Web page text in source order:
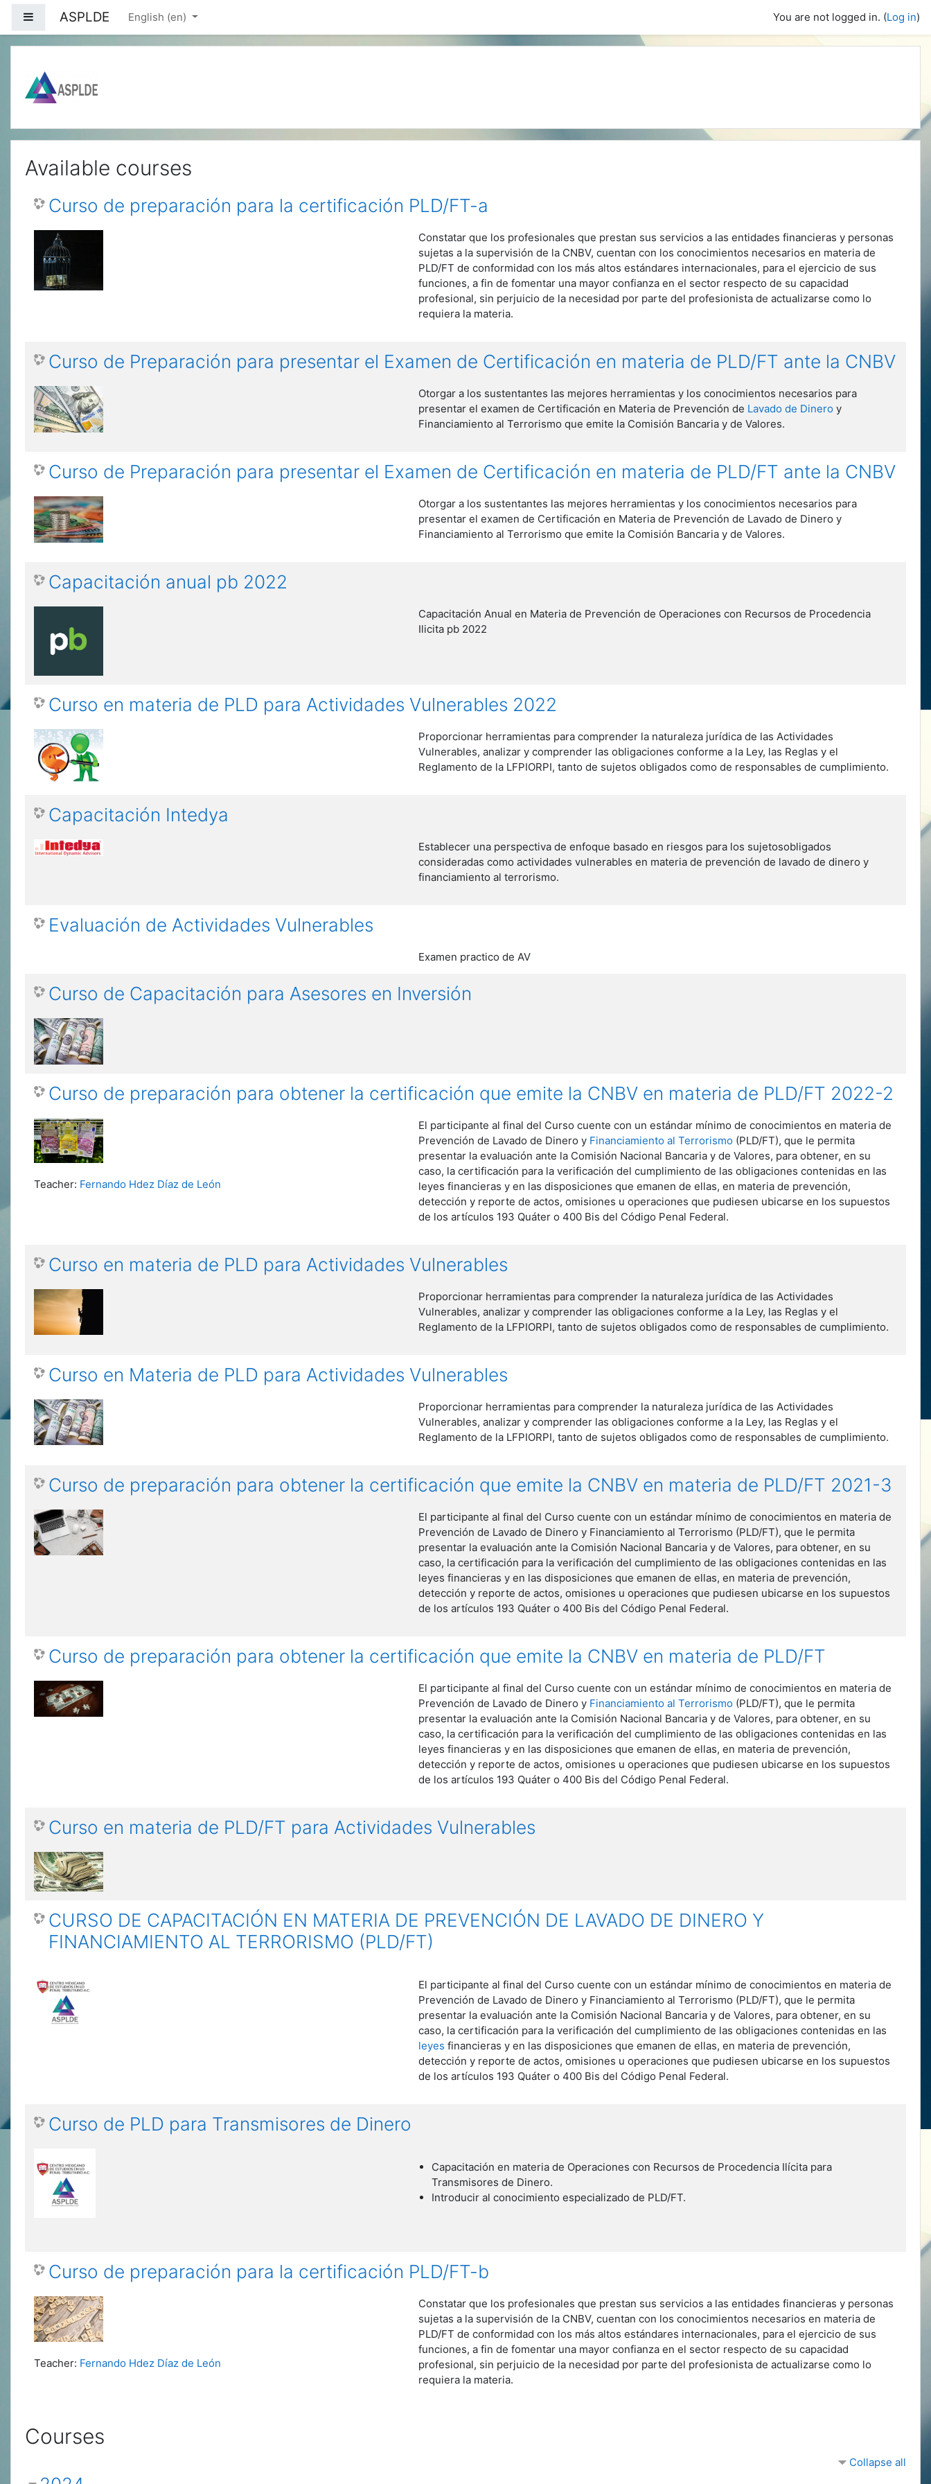
Side panel
ASPLDE English ‎(en)‎ You are not logged in. (Log in)
Available courses
Curso de preparación para la certificación PLD/FT-a
Constatar que los profesionales que prestan sus servicios a las entidades financieras y personas
sujetas a la supervisión de la CNBV, cuentan con los conocimientos necesarios en materia de
PLD/FT de conformidad con los más altos estándares internacionales, para el ejercicio de sus
funciones, a fin de fomentar una mayor confianza en el sector respecto de su capacidad
profesional, sin perjuicio de la necesidad por parte del profesionista de actualizarse como lo
requiera la materia.
Curso de Preparación para presentar el Examen de Certificación en materia de PLD/FT ante la CNBV
Otorgar a los sustentantes las mejores herramientas y los conocimientos necesarios para
presentar el examen de Certificación en Materia de Prevención de Lavado de Dinero y
Financiamiento al Terrorismo que emite la Comisión Bancaria y de Valores.
Curso de Preparación para presentar el Examen de Certificación en materia de PLD/FT ante la CNBV
Otorgar a los sustentantes las mejores herramientas y los conocimientos necesarios para
presentar el examen de Certificación en Materia de Prevención de Lavado de Dinero y
Financiamiento al Terrorismo que emite la Comisión Bancaria y de Valores.
Capacitación anual pb 2022
Capacitación Anual en Materia de Prevención de Operaciones con Recursos de Procedencia
Ilicita pb 2022
Curso en materia de PLD para Actividades Vulnerables 2022
Proporcionar herramientas para comprender la naturaleza jurídica de las Actividades
Vulnerables, analizar y comprender las obligaciones conforme a la Ley, las Reglas y el
Reglamento de la LFPIORPI, tanto de sujetos obligados como de responsables de cumplimiento.
Capacitación Intedya
Establecer una perspectiva de enfoque basado en riesgos para los sujetosobligados
consideradas como actividades vulnerables en materia de prevención de lavado de dinero y
financiamiento al terrorismo.
Evaluación de Actividades Vulnerables
Examen practico de AV
Curso de Capacitación para Asesores en Inversión
Curso de preparación para obtener la certificación que emite la CNBV en materia de PLD/FT 2022-2
El participante al final del Curso cuente con un estándar mínimo de conocimientos en materia de
Prevención de Lavado de Dinero y Financiamiento al Terrorismo (PLD/FT), que le permita
presentar la evaluación ante la Comisión Nacional Bancaria y de Valores, para obtener, en su
caso, la certificación para la verificación del cumplimiento de las obligaciones contenidas en las
leyes financieras y en las disposiciones que emanen de ellas, en materia de prevención,
detección y reporte de actos, omisiones u operaciones que pudiesen ubicarse en los supuestos
de los artículos 193 Quáter o 400 Bis del Código Penal Federal.
Teacher: Fernando Hdez Díaz de León
Curso en materia de PLD para Actividades Vulnerables
Proporcionar herramientas para comprender la naturaleza jurídica de las Actividades
Vulnerables, analizar y comprender las obligaciones conforme a la Ley, las Reglas y el
Reglamento de la LFPIORPI, tanto de sujetos obligados como de responsables de cumplimiento.
Curso en Materia de PLD para Actividades Vulnerables
Proporcionar herramientas para comprender la naturaleza jurídica de las Actividades
Vulnerables, analizar y comprender las obligaciones conforme a la Ley, las Reglas y el
Reglamento de la LFPIORPI, tanto de sujetos obligados como de responsables de cumplimiento.
Curso de preparación para obtener la certificación que emite la CNBV en materia de PLD/FT 2021-3
El participante al final del Curso cuente con un estándar mínimo de conocimientos en materia de
Prevención de Lavado de Dinero y Financiamiento al Terrorismo (PLD/FT), que le permita
presentar la evaluación ante la Comisión Nacional Bancaria y de Valores, para obtener, en su
caso, la certificación para la verificación del cumplimiento de las obligaciones contenidas en las
leyes financieras y en las disposiciones que emanen de ellas, en materia de prevención,
detección y reporte de actos, omisiones u operaciones que pudiesen ubicarse en los supuestos
de los artículos 193 Quáter o 400 Bis del Código Penal Federal.
Curso de preparación para obtener la certificación que emite la CNBV en materia de PLD/FT
El participante al final del Curso cuente con un estándar mínimo de conocimientos en materia de
Prevención de Lavado de Dinero y Financiamiento al Terrorismo (PLD/FT), que le permita
presentar la evaluación ante la Comisión Nacional Bancaria y de Valores, para obtener, en su
caso, la certificación para la verificación del cumplimiento de las obligaciones contenidas en las
leyes financieras y en las disposiciones que emanen de ellas, en materia de prevención,
detección y reporte de actos, omisiones u operaciones que pudiesen ubicarse en los supuestos
de los artículos 193 Quáter o 400 Bis del Código Penal Federal.
Curso en materia de PLD/FT para Actividades Vulnerables
CURSO DE CAPACITACIÓN EN MATERIA DE PREVENCIÓN DE LAVADO DE DINERO Y
FINANCIAMIENTO AL TERRORISMO (PLD/FT)
El participante al final del Curso cuente con un estándar mínimo de conocimientos en materia de
Prevención de Lavado de Dinero y Financiamiento al Terrorismo (PLD/FT), que le permita
presentar la evaluación ante la Comisión Nacional Bancaria y de Valores, para obtener, en su
caso, la certificación para la verificación del cumplimiento de las obligaciones contenidas en las
leyes financieras y en las disposiciones que emanen de ellas, en materia de prevención,
detección y reporte de actos, omisiones u operaciones que pudiesen ubicarse en los supuestos
de los artículos 193 Quáter o 400 Bis del Código Penal Federal.
Curso de PLD para Transmisores de Dinero
Capacitación en materia de Operaciones con Recursos de Procedencia Ilícita para
Transmisores de Dinero.
Introducir al conocimiento especializado de PLD/FT.
Curso de preparación para la certificación PLD/FT-b
Constatar que los profesionales que prestan sus servicios a las entidades financieras y personas
sujetas a la supervisión de la CNBV, cuentan con los conocimientos necesarios en materia de
PLD/FT de conformidad con los más altos estándares internacionales, para el ejercicio de sus
funciones, a fin de fomentar una mayor confianza en el sector respecto de su capacidad
profesional, sin perjuicio de la necesidad por parte del profesionista de actualizarse como lo
requiera la materia.
Teacher: Fernando Hdez Díaz de León
Courses
Collapse all